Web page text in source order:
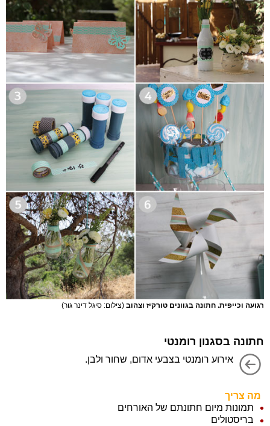
רגועה וכייפית. חתונה בגוונים טורקיז וצהוב (צילום: סיגל דינר גור)
חתונה בסגנון רומנטי
אירוע רומנטי בצבעי אדום, שחור ולבן.
מה צריך
תמונות מיום חתונתם של האורחים
בריסטולים